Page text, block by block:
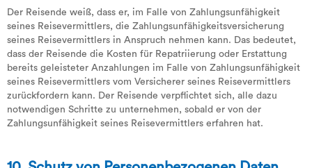
Der Reisende weiß, dass er, im Falle von Zahlungsunfähigkeit
seines Reisevermittlers, die Zahlungsunfähigkeitsversicherung
seines Reisevermittlers in Anspruch nehmen kann. Das bedeutet,
dass der Reisende die Kosten für Repatriierung oder Erstattung
bereits geleisteter Anzahlungen im Falle von Zahlungsunfähigkeit
seines Reisevermittlers vom Versicherer seines Reisevermittlers
zurückfordern kann. Der Reisende verpflichtet sich, alle dazu
notwendigen Schritte zu unternehmen, sobald er von der
Zahlungsunfähigkeit seines Reisevermittlers erfahren hat.